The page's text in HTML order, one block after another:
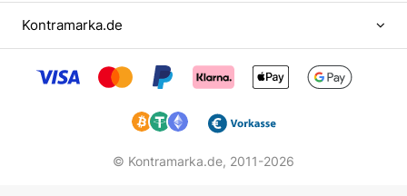
Kontramarka.de
© Kontramarka.de, 2011-2026